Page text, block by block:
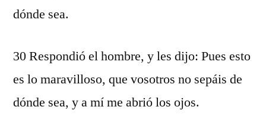
dónde sea.
30 Respondió el hombre, y les dijo: Pues esto
es lo maravilloso, que vosotros no sepáis de
dónde sea, y a mí me abrió los ojos.